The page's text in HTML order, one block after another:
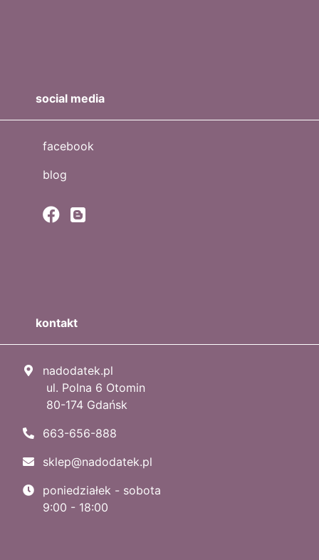
social media
facebook
blog
kontakt
nadodatek.pl
ul. Polna 6 Otomin
80-174 Gdańsk
663-656-888
sklep@nadodatek.pl
poniedziałek - sobota
9:00 - 18:00